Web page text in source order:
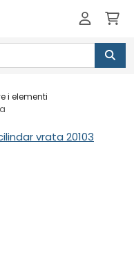
i elementi